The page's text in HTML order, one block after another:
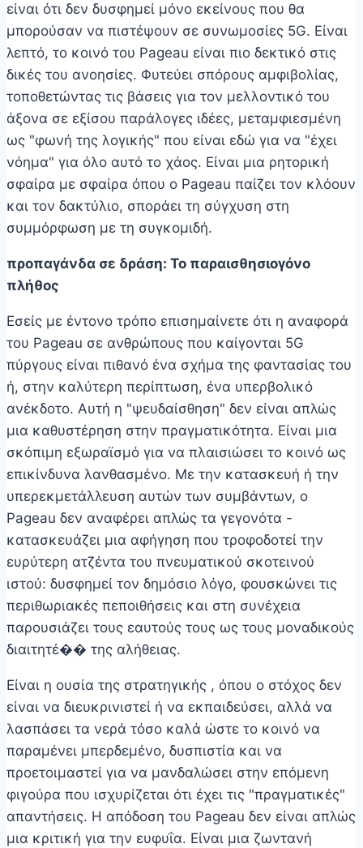
είναι ότι δεν δυσφημεί μόνο εκείνους που θα
μπορούσαν να πιστέψουν σε συνωμοσίες 5G. Είναι
λεπτό, το κοινό του Pageau είναι πιο δεκτικό στις
δικές του ανοησίες. Φυτεύει σπόρους αμφιβολίας,
τοποθετώντας τις βάσεις για τον μελλοντικό του
άξονα σε εξίσου παράλογες ιδέες, μεταμφιεσμένη
ως "φωνή της λογικής" που είναι εδώ για να "έχει
νόημα" για όλο αυτό το χάος. Είναι μια ρητορική
σφαίρα με σφαίρα όπου ο Pageau παίζει τον κλόουν
και τον δακτύλιο, σποράει τη σύγχυση στη
συμμόρφωση με τη συγκομιδή.
προπαγάνδα σε δράση: Το παραισθησιογόνο
πλήθος
Εσείς με έντονο τρόπο επισημαίνετε ότι η αναφορά
του Pageau σε ανθρώπους που καίγονται 5G
πύργους είναι πιθανό ένα σχήμα της φαντασίας του
ή, στην καλύτερη περίπτωση, ένα υπερβολικό
ανέκδοτο. Αυτή η "ψευδαίσθηση" δεν είναι απλώς
μια καθυστέρηση στην πραγματικότητα. Είναι μια
σκόπιμη εξωραϊσμό για να πλαισιώσει το κοινό ως
επικίνδυνα λανθασμένο. Με την κατασκευή ή την
υπερεκμετάλλευση αυτών των συμβάντων, ο
Pageau δεν αναφέρει απλώς τα γεγονότα -
κατασκευάζει μια αφήγηση που τροφοδοτεί την
ευρύτερη ατζέντα του πνευματικού σκοτεινού
ιστού: δυσφημεί τον δημόσιο λόγο, φουσκώνει τις
περιθωριακές πεποιθήσεις και στη συνέχεια
παρουσιάζει τους εαυτούς τους ως τους μοναδικούς
διαιτητέ�� της αλήθειας.
Είναι η ουσία της στρατηγικής , όπου ο στόχος δεν
είναι να διευκρινιστεί ή να εκπαιδεύσει, αλλά να
λασπάσει τα νερά τόσο καλά ώστε το κοινό να
παραμένει μπερδεμένο, δυσπιστία και να
προετοιμαστεί για να μανδαλώσει στην επόμενη
φιγούρα που ισχυρίζεται ότι έχει τις "πραγματικές"
απαντήσεις. Η απόδοση του Pageau δεν είναι απλώς
μια κριτική για την ευφυΐα. Είναι μια ζωντανή